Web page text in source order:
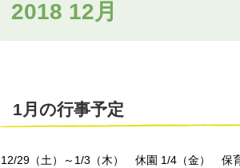
2018 12月
1月の行事予定
12/29（土）～1/3（木） 休園 1/4（金） 保